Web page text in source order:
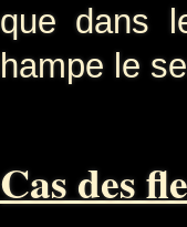
que dans
hampe le
Cas des